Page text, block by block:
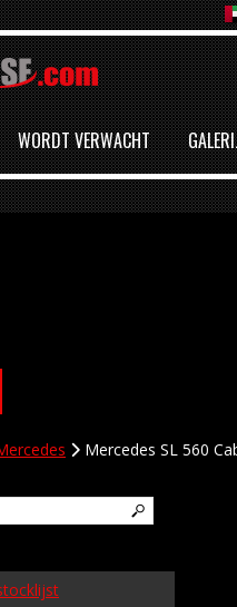
WORDT VERWACHT
Mercedes SL 560